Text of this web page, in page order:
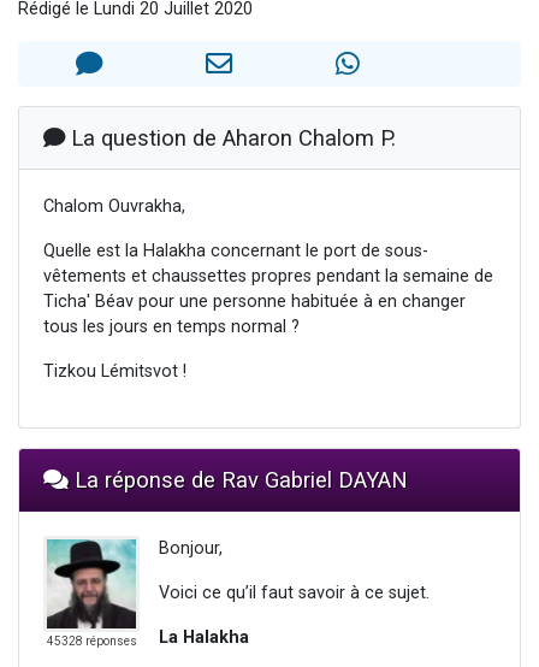
Il reste 49 places pour étudier en groupe sur Zoom
Ariel vient de donner son Maasser
Nathaniel vient de donner son Maasser
Rédigé le Lundi 20 Juillet 2020
La question de Aharon Chalom P.
Chalom Ouvrakha,
Quelle est la Halakha concernant le port de sous-
vêtements et chaussettes propres pendant la semaine de
Ticha' Béav pour une personne habituée à en changer
tous les jours en temps normal ?
Tizkou Lémitsvot !
La réponse de Rav Gabriel DAYAN
45328 réponses
Bonjour,
Voici ce qu’il faut savoir à ce sujet.
La Halakha